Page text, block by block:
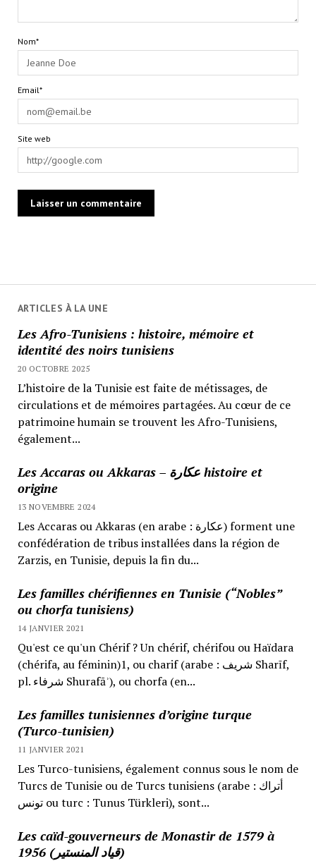
ARTICLES À LA UNE
Les Afro-Tunisiens : histoire, mémoire et
identité des noirs tunisiens
20 OCTOBRE 2025
L’histoire de la Tunisie est faite de métissages, de
circulations et de mémoires partagées. Au cœur de ce
patrimoine humain se trouvent les Afro-Tunisiens,
également...
Les Accaras ou Akkaras – عكارة histoire et
origine
13 NOVEMBRE 2024
Les Accaras ou Akkaras (en arabe : عكارة) forment une
confédération de tribus installées dans la région de
Zarzis, en Tunisie, depuis la fin du...
Les familles chérifiennes en Tunisie (“Nobles”
ou chorfa tunisiens)
14 JANVIER 2021
Qu'est ce qu'un Chérif ? Un chérif, chérifou ou Haïdara
(chérifa, au féminin)1, ou charif (arabe : شريف Sharīf,
pl. شرفاء Shurafāʾ), ou chorfa (en...
Les familles tunisiennes d’origine turque
(Turco-tunisien)
11 JANVIER 2021
Les Turco-tunisiens, également connus sous le nom de
Turcs de Tunisie ou de Turcs tunisiens (arabe : أتراك
تونس ou turc : Tunus Türkleri), sont...
Les caïd-gouverneurs de Monastir de 1579 à
1956 (قياد المنستير)
Nom*
Email*
Site web